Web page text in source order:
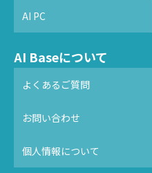
AI PC
AI Baseについて
よくあるご質問
お問い合わせ
個人情報について